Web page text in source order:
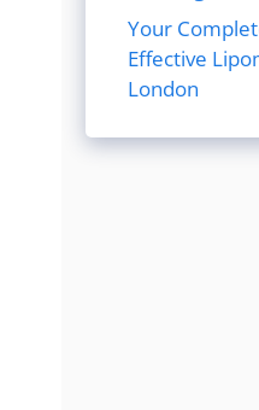
Your
Effective
London